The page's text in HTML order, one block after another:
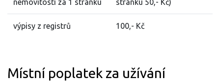
nemovitostí za 1 stránku
stránku 50,- Kč)
výpisy z registrů 100,- Kč
Místní poplatek za užívání